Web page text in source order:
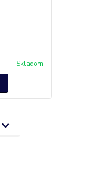
Skladom